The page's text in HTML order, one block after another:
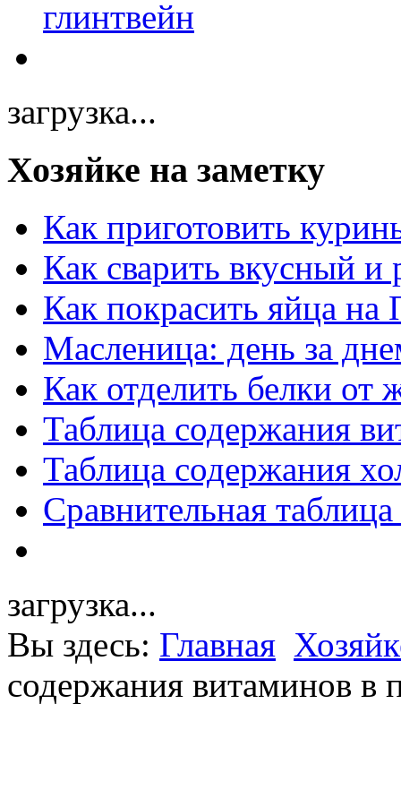
загрузка...
Хозяйке на заметку
Как приготовить
Как сварить вкусный и
Как покрасить яйца на
Масленица: день за
Как отделить белки от
Таблица содержания
Таблица содержания
Сравнительная
загрузка...
Вы здесь: Главная
содержания витаминов в